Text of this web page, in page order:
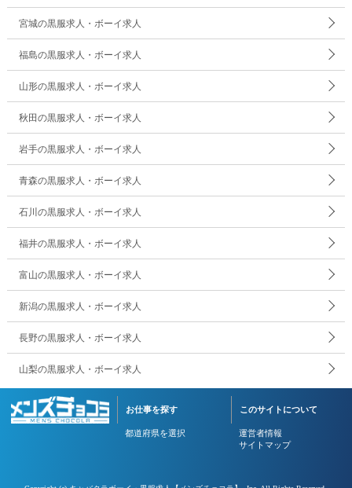
宮城の黒服求人・ボーイ求人
福島の黒服求人・ボーイ求人
山形の黒服求人・ボーイ求人
秋田の黒服求人・ボーイ求人
岩手の黒服求人・ボーイ求人
青森の黒服求人・ボーイ求人
石川の黒服求人・ボーイ求人
福井の黒服求人・ボーイ求人
富山の黒服求人・ボーイ求人
新潟の黒服求人・ボーイ求人
長野の黒服求人・ボーイ求人
山梨の黒服求人・ボーイ求人
お仕事を探す
都道府県を選択
このサイトについて
運営者情報
サイトマップ